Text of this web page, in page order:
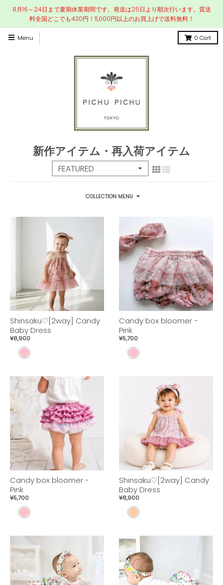
8月16～24日まで夏期休業期間です。発送は25日より順次行います。質送
料全国どこでも430円！11,000円以上のお買上げで送料無料！
Menu 0 Cart
新作アイテム・再入荷アイテム
COLLECTION MENU
Shinsaku♡[2way] Candy
Baby Dress
¥8,900
P
N
K
Candy box bloomer -
Pink
¥5,700
P
Candy box bloomer -
Pink
¥5,700
P
N
K
Shinsaku♡[2way] Candy
Baby Dress
¥8,900
P
A
C
H